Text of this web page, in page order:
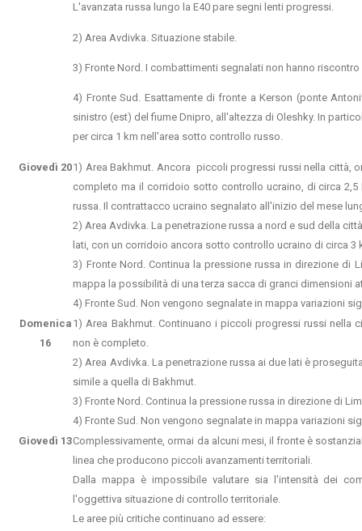
L'avanzata russa lungo la E40 pare segni lenti progressi.
2) Area Avdivka. Situazione stabile.
3) Fronte Nord. I combattimenti segnalati non hanno
4) Fronte Sud. Esattamente di fronte a Kerson (ponte
sinistro (est) del fiume Dnipro, all'altezza di Oleshky. In
per circa 1 km nell'area sotto controllo russo.
Giovedì 201) Area Bakhmut. Ancora piccoli progressi russi nella città,
completo ma il corridoio sotto controllo ucraino, di circa
russa. Il contrattacco ucraino segnalato all'inizio del mese
2) Area Avdivka. La penetrazione russa a nord e sud della
lati, con un corridoio ancora sotto controllo ucraino di circa 3
3) Fronte Nord. Continua la pressione russa in direzione di
mappa la possibilità di una terza sacca di granci dimensioni
4) Fronte Sud. Non vengono segnalate in mappa variazioni
Domenica
16
1) Area Bakhmut. Continuano i piccoli progressi russi nella
non è completo.
2) Area Avdivka. La penetrazione russa ai due lati è
simile a quella di Bakhmut.
3) Fronte Nord. Continua la pressione russa in direzione di
4) Fronte Sud. Non vengono segnalate in mappa variazioni
Giovedì 13Complessivamente, ormai da alcuni mesi, il fronte è
linea che producono piccoli avanzamenti territoriali.
Dalla mappa è impossibile valutare sia l'intensità dei
l'oggettiva situazione di controllo territoriale.
Le aree più critiche continuano ad essere: